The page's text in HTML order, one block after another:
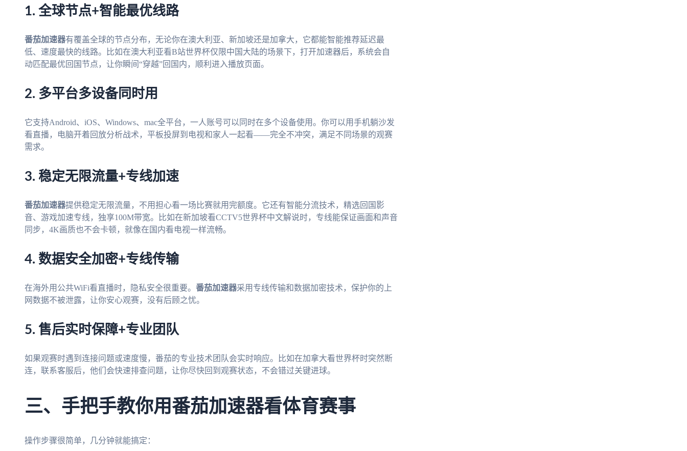
1. 全球节点+智能最优线路
番茄加速器有覆盖全球的节点分布，无论你在澳大利亚、新加坡还是加拿大，它都能智能推荐延迟最
低、速度最快的线路。比如在澳大利亚看B站世界杯仅限中国大陆的场景下，打开加速器后，系统会自
动匹配最优回国节点，让你瞬间“穿越”回国内，顺利进入播放页面。
2. 多平台多设备同时用
它支持Android、iOS、Windows、mac全平台，一人账号可以同时在多个设备使用。你可以用手机躺沙发
看直播，电脑开着回放分析战术，平板投屏到电视和家人一起看——完全不冲突，满足不同场景的观赛
需求。
3. 稳定无限流量+专线加速
番茄加速器提供稳定无限流量，不用担心看一场比赛就用完额度。它还有智能分流技术，精选回国影
音、游戏加速专线，独享100M带宽。比如在新加坡看CCTV5世界杯中文解说时，专线能保证画面和声音
同步，4K画质也不会卡顿，就像在国内看电视一样流畅。
4. 数据安全加密+专线传输
在海外用公共WiFi看直播时，隐私安全很重要。 番茄加速器采用专线传输和数据加密技术，保护你的上
网数据不被泄露，让你安心观赛，没有后顾之忧。
5. 售后实时保障+专业团队
如果观赛时遇到连接问题或速度慢，番茄的专业技术团队会实时响应。比如在加拿大看世界杯时突然断
连，联系客服后，他们会快速排查问题，让你尽快回到观赛状态，不会错过关键进球。
三、手把手教你用番茄加速器看体育赛事
操作步骤很简单，几分钟就能搞定：